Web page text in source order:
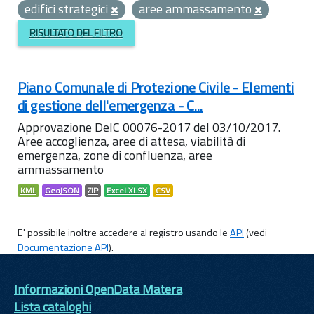
edifici strategici
aree ammassamento
RISULTATO DEL FILTRO
Piano Comunale di Protezione Civile - Elementi
di gestione dell'emergenza - C...
Approvazione DelC 00076-2017 del 03/10/2017.
Aree accoglienza, aree di attesa, viabilità di
emergenza, zone di confluenza, aree
ammassamento
KML GeoJSON ZIP Excel XLSX CSV
E' possibile inoltre accedere al registro usando leAPI(vedi
Documentazione API).
Informazioni OpenData Matera
Lista cataloghi